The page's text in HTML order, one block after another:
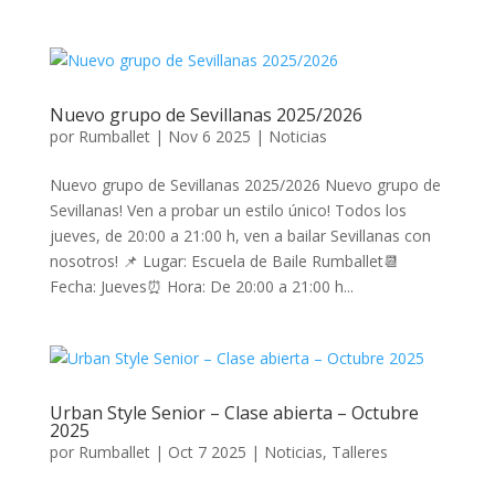
Nuevo grupo de Sevillanas 2025/2026
por Rumballet| Nov 6 2025 | Noticias
Nuevo grupo de Sevillanas 2025/2026 Nuevo grupo de
Sevillanas! Ven a probar un estilo único! Todos los
jueves, de 20:00 a 21:00 h, ven a bailar Sevillanas con
nosotros! 📌 Lugar: Escuela de Baile Rumballet📆
Fecha: Jueves⏰ Hora: De 20:00 a 21:00 h...
Urban Style Senior – Clase abierta – Octubre
2025
por Rumballet| Oct 7 2025 | Noticias, Talleres